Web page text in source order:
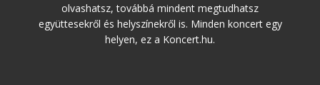
olvashatsz, továbbá mindent megtudhatsz
együttesekről és helyszínekről is. Minden koncert egy
helyen, ez a Koncert.hu.